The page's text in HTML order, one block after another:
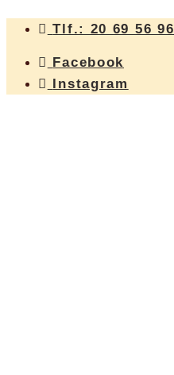
Hop
indhold
Tlf.: 20 69 56 96
Facebook
Instagram